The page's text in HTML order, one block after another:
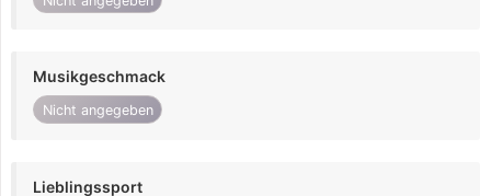
Musikgeschmack
Nicht angegeben
Lieblingssport